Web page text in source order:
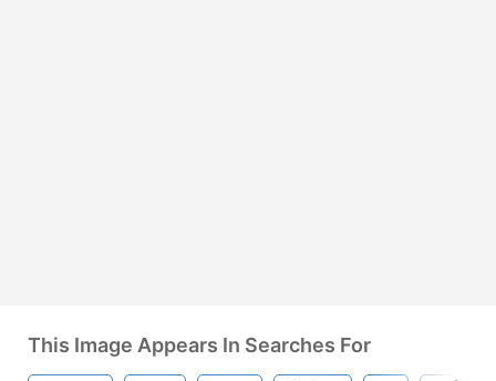
This Image Appears In Searches For